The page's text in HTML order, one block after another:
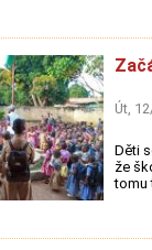
Út,
Děti
že
tomu